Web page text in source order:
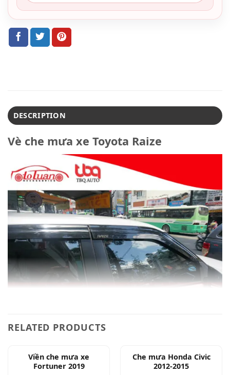
DESCRIPTION
Vè che mưa xe Toyota Raize
RELATED PRODUCTS
Viền che mưa xe
Fortuner 2019
Che mưa Honda Civic
2012-2015